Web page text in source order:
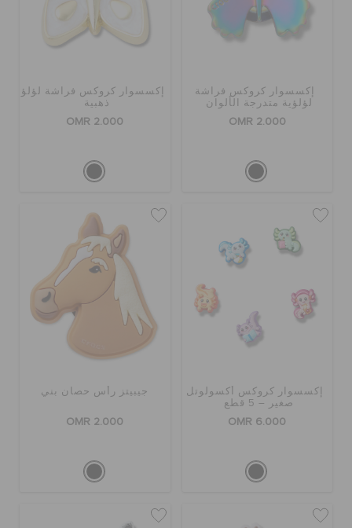
إكسسوار كروكس فراشة
لؤلؤية متدرجة الألوان
OMR 2.000
إكسسوار كروكس فراشة لؤلؤ
ذهبية
OMR 2.000
إكسسوار كروكس أكسولوتل
صغير – 5 قطع
OMR 6.000
جيبيتز رأس حصان بني
OMR 2.000